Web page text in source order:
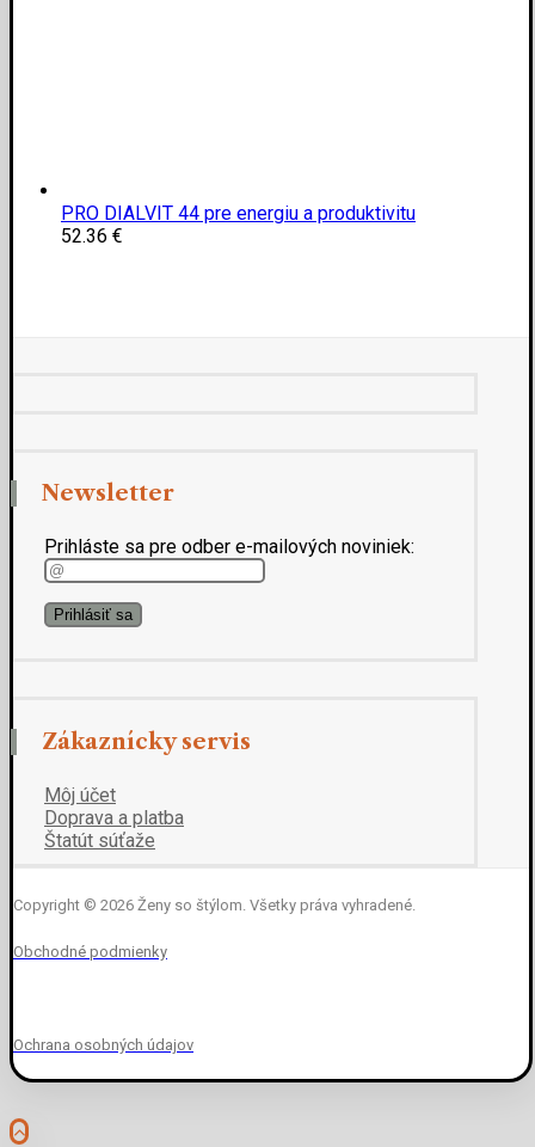
PRO DIALVIT 44 pre energiu a produktivitu
52.36 €
Newsletter
Prihláste sa pre odber e-mailových noviniek:
Zákaznícky servis
Môj účet
Doprava a platba
Štatút súťaže
Copyright © 2026 Ženy so štýlom. Všetky práva vyhradené.
Obchodné podmienky
Ochrana osobných údajov